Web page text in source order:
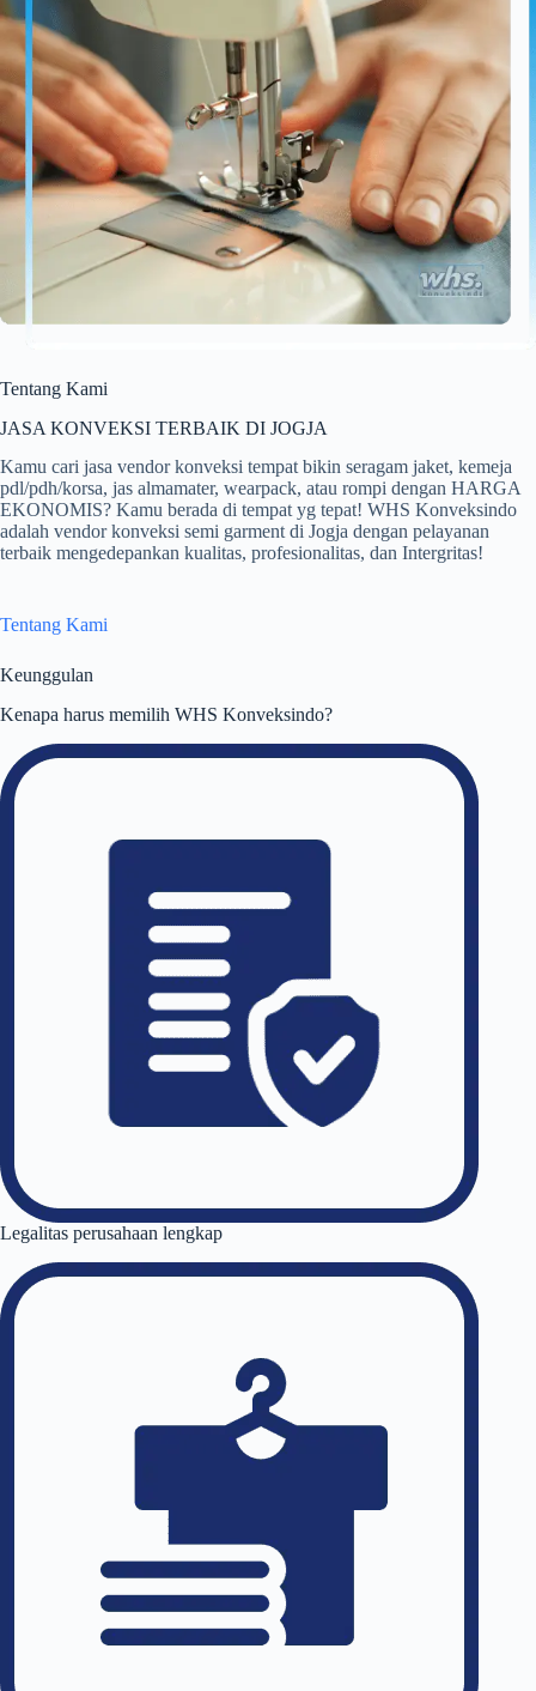
Tentang Kami
JASA KONVEKSI TERBAIK DI JOGJA
Kamu cari jasa vendor konveksi tempat bikin seragam jaket, kemeja
pdl/pdh/korsa, jas almamater, wearpack, atau rompi dengan HARGA
EKONOMIS? Kamu berada di tempat yg tepat! WHS Konveksindo
adalah vendor konveksi semi garment di Jogja dengan pelayanan
terbaik mengedepankan kualitas, profesionalitas, dan Intergritas!
Tentang Kami
Keunggulan
Kenapa harus memilih WHS Konveksindo?
Legalitas perusahaan lengkap